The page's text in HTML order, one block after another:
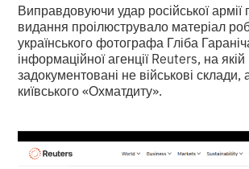
Виправдовуючи удар російської армії
видання проілюструвало матеріал
українського фотографа Гліба
інформаційної агенції Reuters, на якій
задокументовані не військові склади,
київського «Охматдиту».